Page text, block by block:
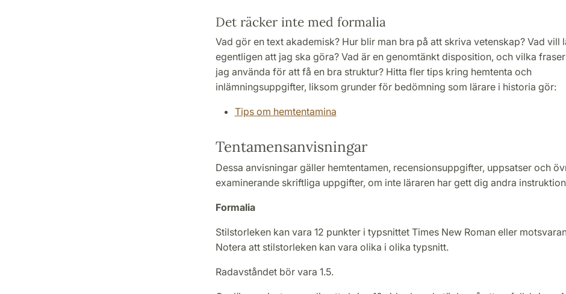
Det räcker inte med formalia
Vad gör en text akademisk? Hur blir man bra på att skriva vetenskap? Vad vill
egentligen att jag ska göra? Vad är en genomtänkt disposition, och vilka
jag använda för att få en bra struktur? Hitta fler tips kring hemtenta och
inlämningsuppgifter, liksom grunder för bedömning som lärare i historia gör:
Tips om hemtentamina
Tentamensanvisningar
Dessa anvisningar gäller hemtentamen, recensionsuppgifter, uppsatser och
examinerande skriftliga uppgifter, om inte läraren har gett dig andra
Formalia
Stilstorleken kan vara 12 punkter i typsnittet Times New Roman eller
Notera att stilstorleken kan vara olika i olika typsnitt.
Radavståndet bör vara 1.5.